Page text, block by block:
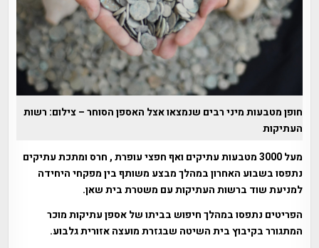
חופן מטבעות מיני רבים שנמצאו אצל האספן הסוחר – צילום: רשות
העתיקות
מעל 3000 מטבעות עתיקים ואף חפצי עופרת , חרס ומתכת עתיקים
נתפסו בשבוע האחרון במהלך מבצע משותף בין מפקחי היחידה
למניעת שוד ברשות העתיקות עם משטרת בית שאן.
הפריטים נתפסו במהלך חיפוש בביתו של אספן עתיקות מוכר
המתגורר בקיבוץ בית השיטה שבגזרת מועצה אזורית גלבוע.